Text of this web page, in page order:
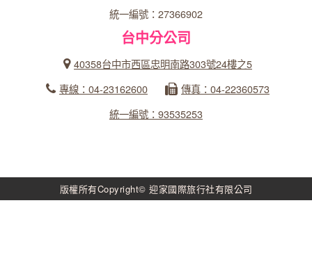
統一編號：27366902
台中分公司
40358台中市西區忠明南路303號24樓之5
專線：04-23162600
傳真：04-22360573
統一編號：93535253
版權所有Copyright© 迎家國際旅行社有限公司